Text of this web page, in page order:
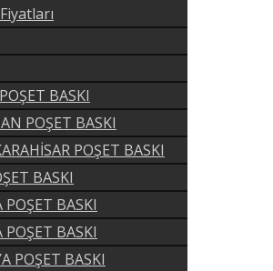
BASKI
POŞET BASKI
POŞET BASKI
BASKI
POŞET BASKI
POŞET BASKI
POŞET BASKI